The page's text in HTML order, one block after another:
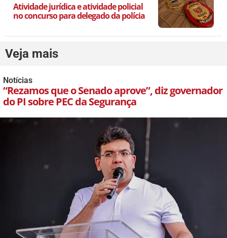
Atividade jurídica e atividade policial
no concurso para delegado da polícia
Veja mais
Notícias
“Rezamos que o Senado aprove”, diz governador
do PI sobre PEC da Segurança